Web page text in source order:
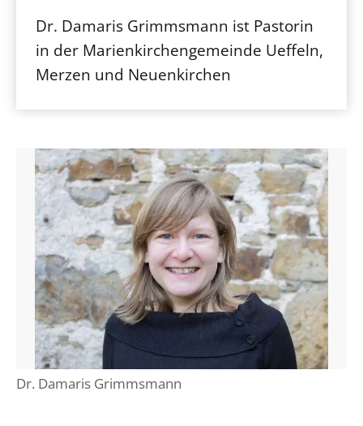
Dr. Damaris Grimmsmann ist Pastorin
in der Marienkirchengemeinde Ueffeln,
Merzen und Neuenkirchen
Dr. Damaris Grimmsmann